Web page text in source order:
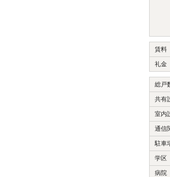
賃料
礼金
総戸
共有
室内
通信
駐車
学区
病院